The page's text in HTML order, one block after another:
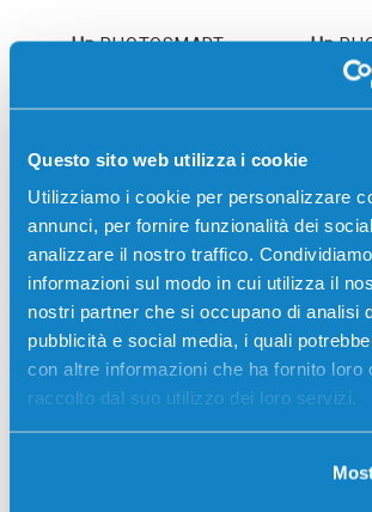
Questo sito web utilizza i cookie
Utilizziamo i cookie per personalizzare
annunci, per fornire funzionalità dei
analizzare il nostro traffico.
informazioni sul modo in cui utilizza il
nostri partner che si occupano di analisi
pubblicità e social media, i quali
con altre informazioni che ha fornito loro
raccolto dal suo utilizzo dei loro servizi.
HpPHOTOSMART
Hp
HpPHOTOSMART
7515 E-AIO
Hp